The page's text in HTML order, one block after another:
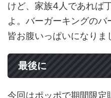
けど、家族4人であれば
よ。バーガーキングの
皆お腹いっぱいになりま
最後に
今回はポッポで期間限定